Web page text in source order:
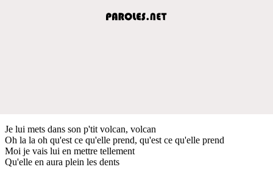
Je lui mets dans son p'tit volcan, volcan
Oh la la oh qu'est ce qu'elle prend, qu'est ce qu'elle prend
Moi je vais lui en mettre tellement
Qu'elle en aura plein les dents